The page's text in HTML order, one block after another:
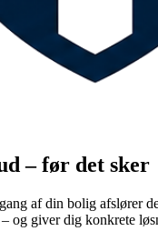
– før det sker
af din bolig afslører
og giver dig konkrete